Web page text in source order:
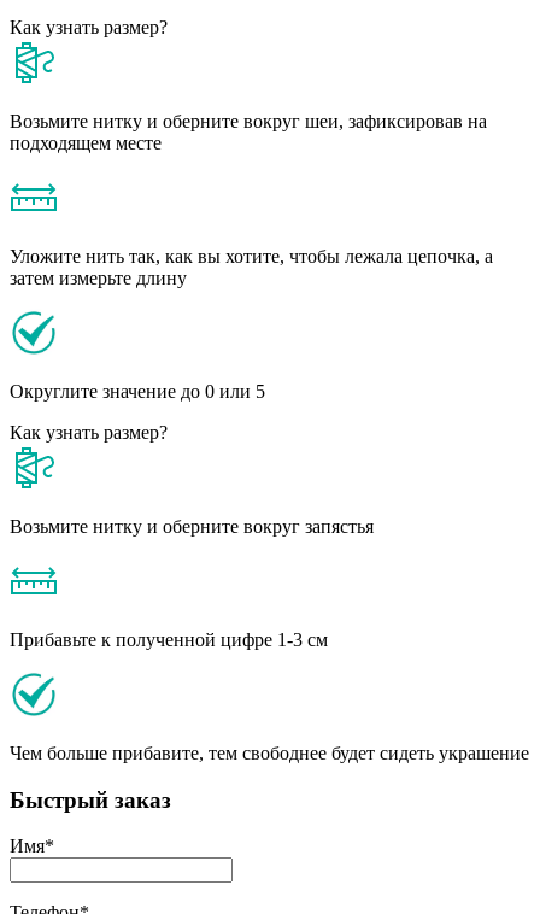
Как узнать размер?
Возьмите нитку и оберните вокруг шеи, зафиксировав на
подходящем месте
Уложите нить так, как вы хотите, чтобы лежала цепочка, а
затем измерьте длину
Округлите значение до 0 или 5
Как узнать размер?
Возьмите нитку и оберните вокруг запястья
Прибавьте к полученной цифре 1-3 см
Чем больше прибавите, тем свободнее будет сидеть украшение
Быстрый заказ
Имя*